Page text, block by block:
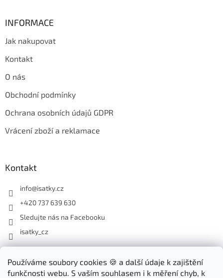
Používáme soubory cookies 🍪 a další údaje k zajištění
funkčnosti webu. S vaším souhlasem i k měření chyb, k
INFORMACE
Jak nakupovat
Kontakt
O nás
Obchodní podmínky
Ochrana osobních údajů GDPR
Vrácení zboží a reklamace
Kontakt
info@isatky.cz
+420 737 639 630
Sledujte nás na Facebooku
isatky_cz
Odebírat newsletter